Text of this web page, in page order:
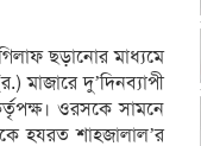
ছড়ানোর মাধ্যমে
মাজারে দু’দিনব্যাপী
ওরসকে সামনে
হযরত শাহজালাল’র